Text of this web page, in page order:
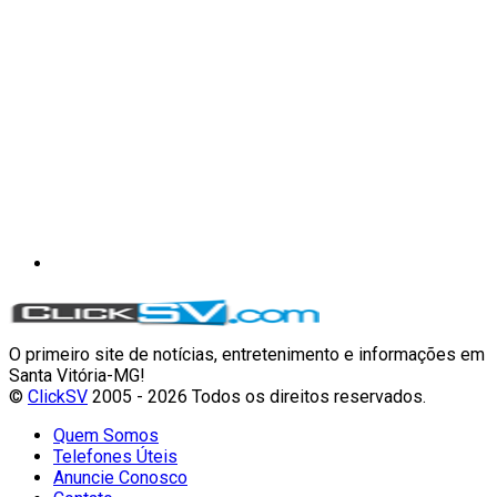
O primeiro site de notícias, entretenimento e informações em
Santa Vitória-MG!
© ClickSV 2005 - 2026 Todos os direitos reservados.
Quem Somos
Telefones Úteis
Anuncie Conosco